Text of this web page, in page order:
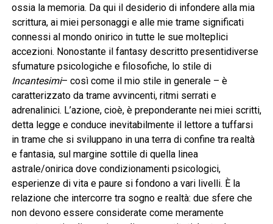
ossia la memoria. Da qui il desiderio di infondere alla mia
scrittura, ai miei personaggi e alle mie trame significati
connessi al mondo onirico in tutte le sue molteplici
accezioni. Nonostante il fantasy descritto presentidiverse
sfumature psicologiche e filosofiche, lo stile di
Incantesimi– così come il mio stile in generale – è
caratterizzato da trame avvincenti, ritmi serrati e
adrenalinici. L’azione, cioè, è preponderante nei miei scritti,
detta legge e conduce inevitabilmente il lettore a tuffarsi
in trame che si sviluppano in una terra di confine tra realtà
e fantasia, sul margine sottile di quella linea
astrale/onirica dove condizionamenti psicologici,
esperienze di vita e paure si fondono a vari livelli. È la
relazione che intercorre tra sogno e realtà: due sfere che
non devono essere considerate come meramente